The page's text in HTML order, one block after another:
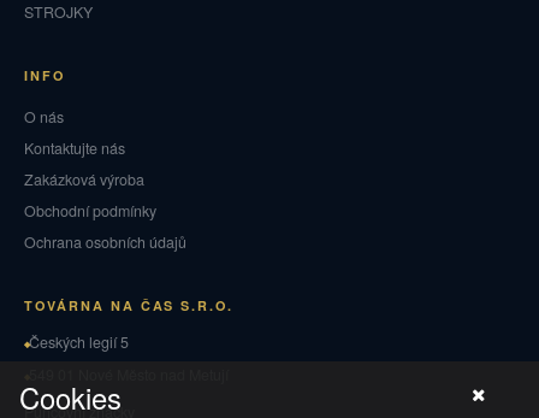
STROJKY
INFO
O nás
Kontaktujte nás
Zakázková výroba
Obchodní podmínky
Ochrana osobních údajů
TOVÁRNA NA ČAS S.R.O.
Českých legií 5
Puncovní značky
Cookies